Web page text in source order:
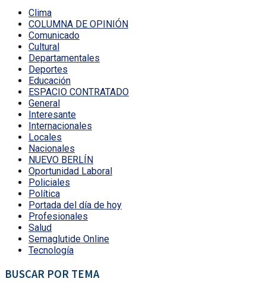
Clima
COLUMNA DE OPINIÓN
Comunicado
Cultural
Departamentales
Deportes
Educación
ESPACIO CONTRATADO
General
Interesante
Internacionales
Locales
Nacionales
NUEVO BERLÍN
Oportunidad Laboral
Policiales
Política
Portada del día de hoy
Profesionales
Salud
Semaglutide Online
Tecnología
BUSCAR POR TEMA